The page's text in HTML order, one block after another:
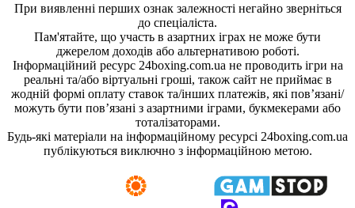
При виявленні перших ознак залежності негайно зверніться
до спеціаліста.
Пам'ятайте, що участь в азартних іграх не може бути
джерелом доходів або альтернативою роботі.
Інформаційний ресурс 24boxing.com.ua не проводить ігри на
реальні та/або віртуальні гроші, також сайт не приймає в
жодній формі оплату ставок та/інших платежів, які пов’язані/
можуть бути пов’язані з азартними іграми, букмекерами або
тоталізаторами.
Будь-які матеріали на інформаційному ресурсі 24boxing.com.ua
публікуються виключно з інформаційною метою.